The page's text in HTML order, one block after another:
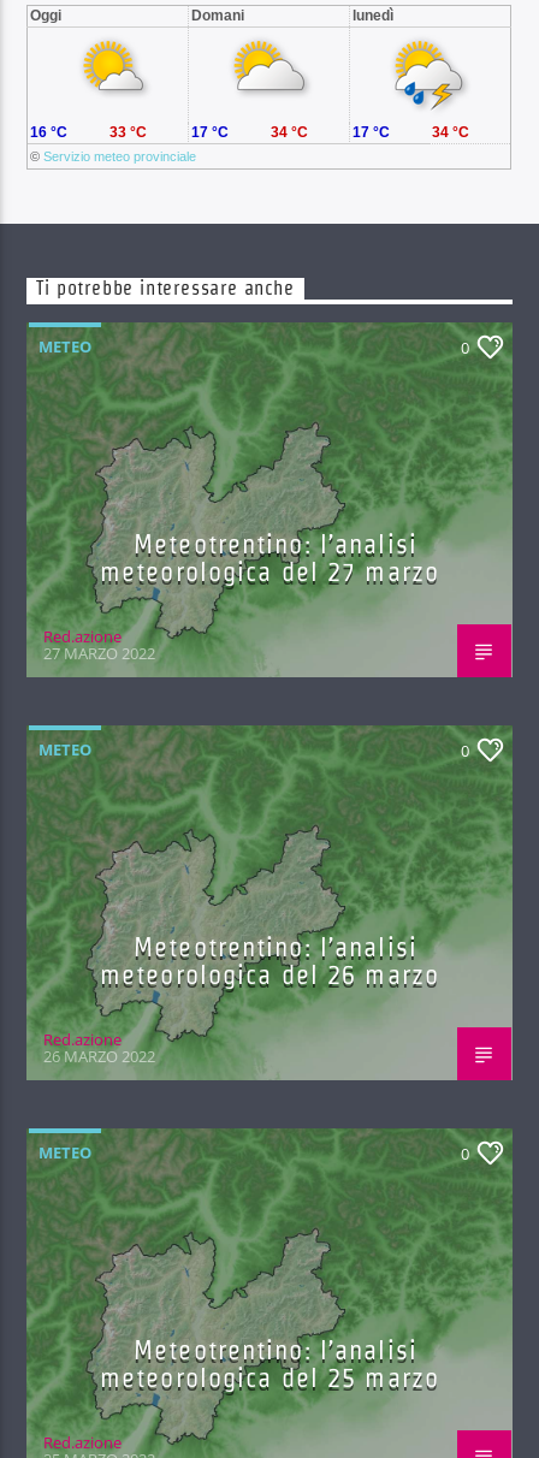
Oggi Domani lunedì
©Servizio meteo provinciale
16 °C 33 °C 17 °C 34 °C 17 °C 34 °C
Ti potrebbe interessare anche
METEO 0
Meteotrentino: l’analisi
meteorologica del 27 marzo
Red.azione
27 MARZO 2022
METEO 0
Meteotrentino: l’analisi
meteorologica del 26 marzo
Red.azione
26 MARZO 2022
METEO 0
Meteotrentino: l’analisi
meteorologica del 25 marzo
Red.azione